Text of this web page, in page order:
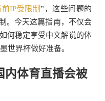
IP受限制”，这些问题的
。今天这篇指南，不仅会
何稳定享受中文解说的体
世界杯做好准备。
内体育直播会被